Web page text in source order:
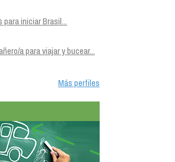
iniciar Brasil...
a para viajar y bucear...
Más perfiles